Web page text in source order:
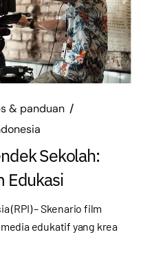
& panduan
Sekolah:
Edukasi
(RPI) – Skenario film
edukatif yang krea